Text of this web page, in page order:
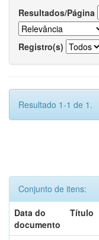
Resultados/Página
Registro(s)
Resultado 1-1 de 1.
Conjunto de itens:
Data do
documento
Título